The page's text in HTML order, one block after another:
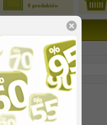
0 produktów
szer. 135cm
Cena netto
573,37 zł